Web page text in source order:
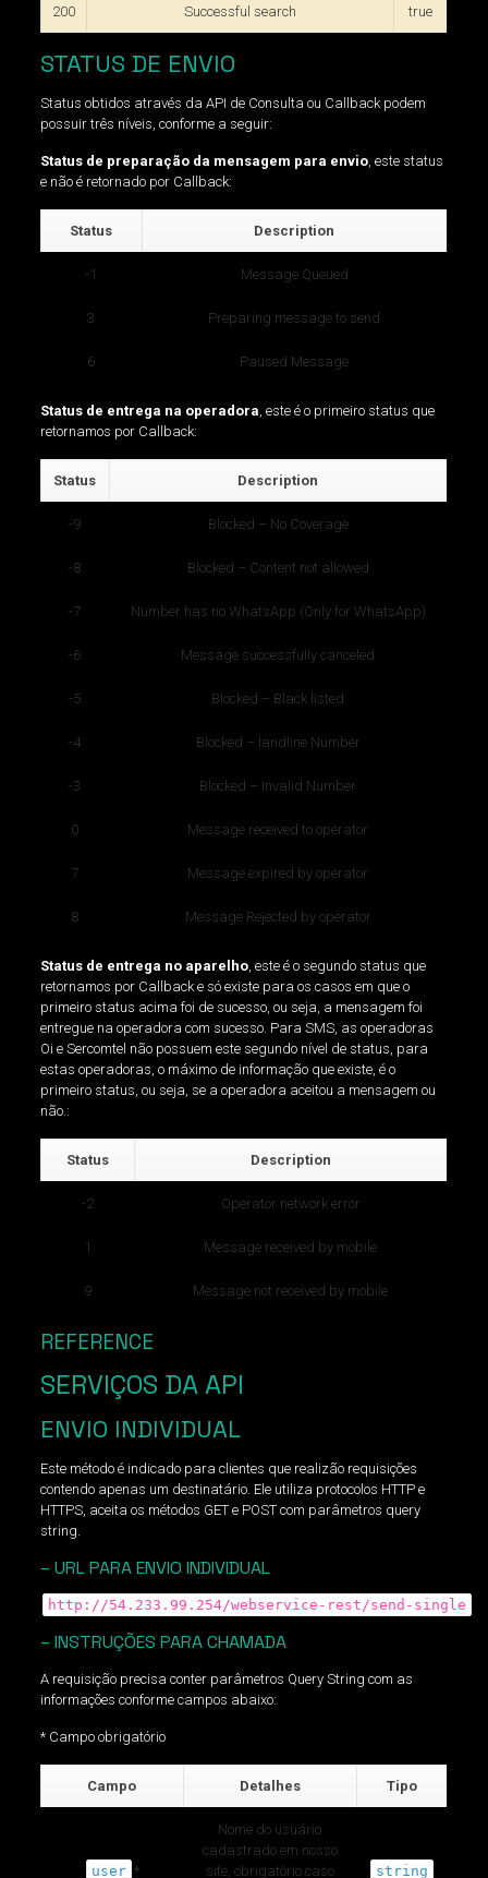
200 Successful search true
STATUS DE ENVIO
Status obtidos através da API de Consulta ou Callback podem
possuir três níveis, conforme a seguir:
Status de preparação da mensagem para envio, este status
e não é retornado por Callback:
Status Description
-1 Message Queued
3 Preparing message to send
6 Paused Message
Status de entrega na operadora , este é o primeiro status que
retornamos por Callback:
Status Description
-9 Blocked – No Coverage
-8 Blocked – Content not allowed
-7 Number has no WhatsApp (Only for WhatsApp)
-6 Message successfully canceled
-5 Blocked – Black listed
-4 Blocked – landline Number
-3 Blocked – Invalid Number
0 Message received to operator
7 Message expired by operator
8 Message Rejected by operator
Status de entrega no aparelho, este é o segundo status que
retornamos por Callback e só existe para os casos em que o
primeiro status acima foi de sucesso, ou seja, a mensagem foi
entregue na operadora com sucesso. Para SMS, as operadoras
Oi e Sercomtel não possuem este segundo nível de status, para
estas operadoras, o máximo de informação que existe, é o
primeiro status, ou seja, se a operadora aceitou a mensagem ou
não.:
Status Description
-2 Operator network error
1 Message received by mobile
9 Message not received by mobile
REFERENCE
SERVIÇOS DA API
ENVIO INDIVIDUAL
Este método é indicado para clientes que realizão requisições
contendo apenas um destinatário. Ele utiliza protocolos HTTP e
HTTPS, aceita os métodos GET e POST com parâmetros query
string.
– URL PARA ENVIO INDIVIDUAL
http://54.233.99.254/webservice-rest/send-single
– INSTRUÇÕES PARA CHAMADA
A requisição precisa conter parâmetros Query String com as
informações conforme campos abaixo:
* Campo obrigatório
Campo Detalhes Tipo
user *
Nome do usuário
cadastrado em nosso
site, obrigatório caso
string